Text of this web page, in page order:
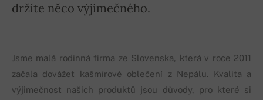
držíte něco výjimečného.
Jsme malá rodinná firma ze Slovenska, která v roce 2011
začala dovážet kašmírové oblečení z Nepálu. Kvalita a
výjimečnost našich produktů jsou důvody, pro které si